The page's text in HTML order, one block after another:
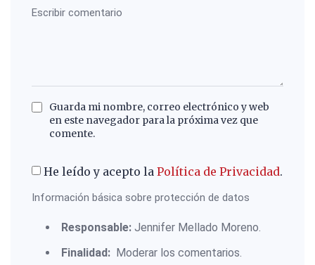
Guarda mi nombre, correo electrónico y web
en este navegador para la próxima vez que
comente.
He leído y acepto la Política de Privacidad.
Información básica sobre protección de datos
Responsable: Jennifer Mellado Moreno.
Finalidad: Moderar los comentarios.